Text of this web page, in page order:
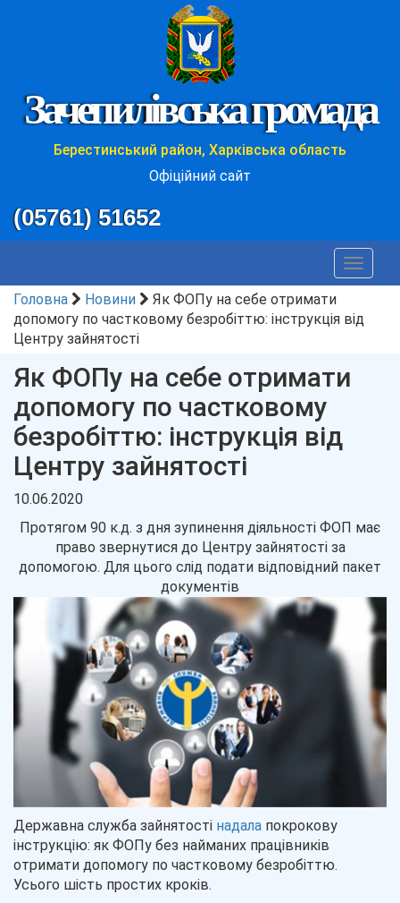
Зачепилівська громада
Берестинський район, Харківська область
Офіційний сайт
(05761) 51652
Toggle
Головна
Новини
Як ФОПу на себе отримати
допомогу по частковому безробіттю: інструкція від
Центру зайнятості
Як ФОПу на себе отримати
допомогу по частковому
безробіттю: інструкція від
Центру зайнятості
10.06.2020
Протягом 90 к.д. з дня зупинення діяльності ФОП має
право звернутися до Центру зайнятості за
допомогою. Для цього слід подати відповідний пакет
документів
Державна служба зайнятості надала покрокову
інструкцію: як ФОПу без найманих працівників
отримати допомогу по частковому безробіттю.
Усього шість простих кроків.